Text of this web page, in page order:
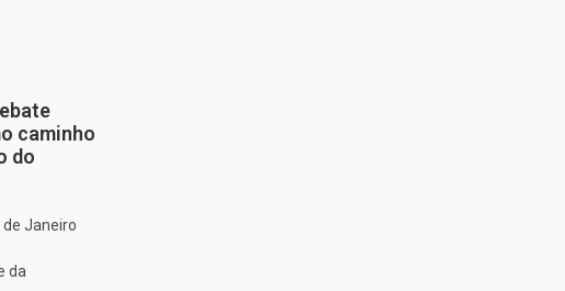
caminho
do
de Janeiro
da